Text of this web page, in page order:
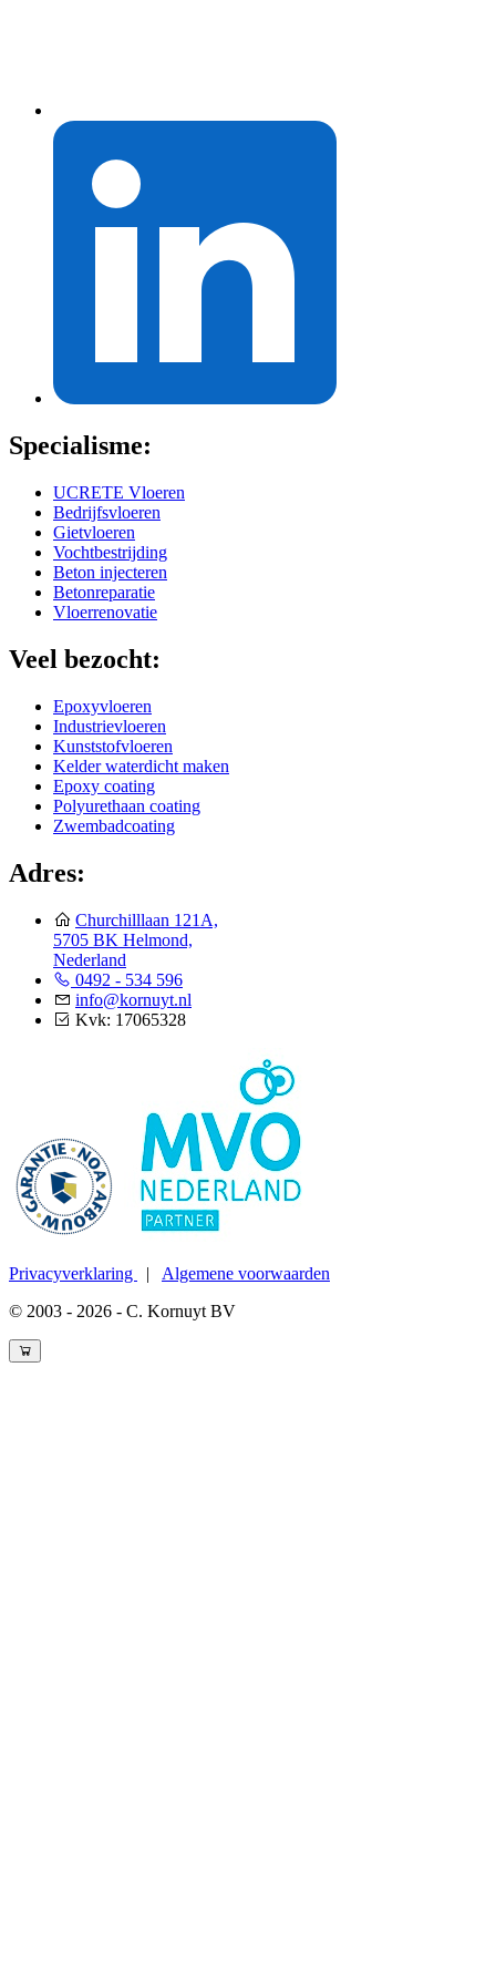
Specialisme:
UCRETE Vloeren
Bedrijfsvloeren
Gietvloeren
Vochtbestrijding
Beton injecteren
Betonreparatie
Vloerrenovatie
Veel bezocht:
Epoxyvloeren
Industrievloeren
Kunststofvloeren
Kelder waterdicht maken
Epoxy coating
Polyurethaan coating
Zwembadcoating
Adres:
Churchilllaan 121A,
5705 BK Helmond,
Nederland
0492 - 534 596
info@kornuyt.nl
Kvk: 17065328
Privacyverklaring | Algemene voorwaarden
© 2003 - 2026 - C. Kornuyt BV